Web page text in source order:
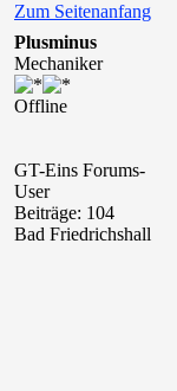
Zum Seitenanfang
Plusminus
Mechaniker
Offline
GT-Eins Forums-
User
Beiträge: 104
Bad Friedrichshall